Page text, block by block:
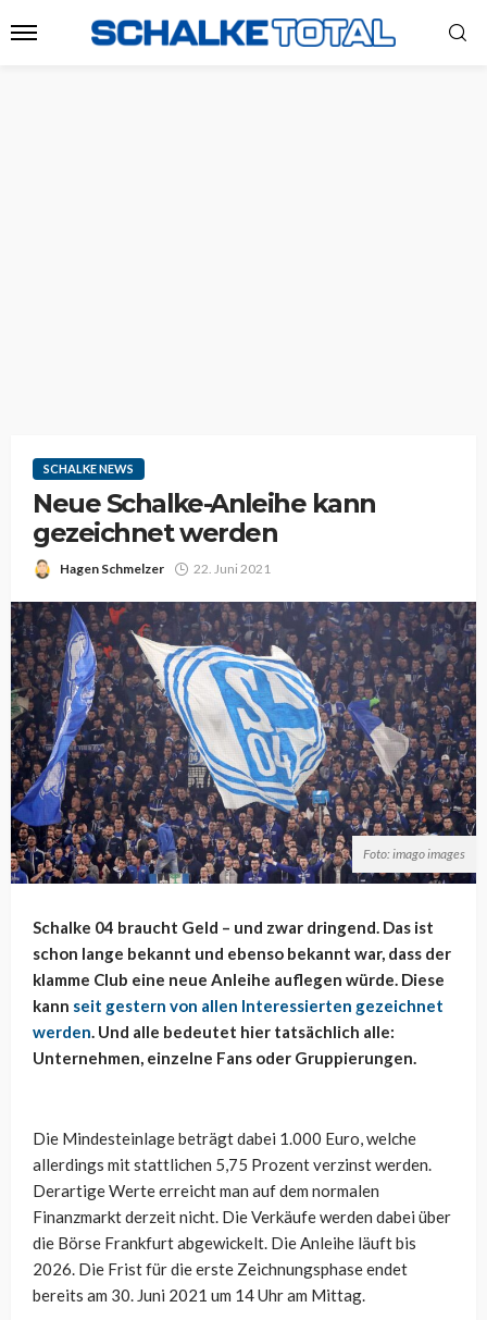
SCHALKE NEWS
Neue Schalke-Anleihe kann
gezeichnet werden
Hagen Schmelzer 22. Juni 2021
Foto: imago images
Schalke 04 braucht Geld – und zwar dringend. Das ist
schon lange bekannt und ebenso bekannt war, dass der
klamme Club eine neue Anleihe auflegen würde. Diese
kann seit gestern von allen Interessierten gezeichnet
werden . Und alle bedeutet hier tatsächlich alle:
Unternehmen, einzelne Fans oder Gruppierungen.
Die Mindesteinlage beträgt dabei 1.000 Euro, welche
allerdings mit stattlichen 5,75 Prozent verzinst werden.
Derartige Werte erreicht man auf dem normalen
Finanzmarkt derzeit nicht. Die Verkäufe werden dabei über
die Börse Frankfurt abgewickelt. Die Anleihe läuft bis
2026. Die Frist für die erste Zeichnungsphase endet
bereits am 30. Juni 2021 um 14 Uhr am Mittag.